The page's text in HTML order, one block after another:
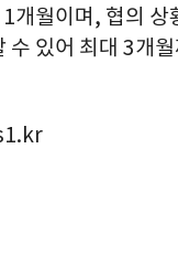
개월이며, 협의 상
수 있어 최대 3개